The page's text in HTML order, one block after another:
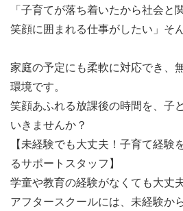
保険）
■労災保険加入
■有給休暇付与あり
■正社員登用制度あり
■予防接種補助あり
■健康診断受診補助（健康保険加入
■入職時研修あり
■安全管理研修あり
■社内相談窓口あり
■お友だち紹介制度 ※規定あり
「子育てが落ち着いたから社会と
笑顔に囲まれる仕事がしたい」そ
家庭の予定にも柔軟に対応でき、
環境です。
笑顔あふれる放課後の時間を、子
いきませんか？
【未経験でも大丈夫！子育て経験
るサポートスタッフ】
学童や教育の経験がなくても大丈夫
アフタースクールには、未経験か